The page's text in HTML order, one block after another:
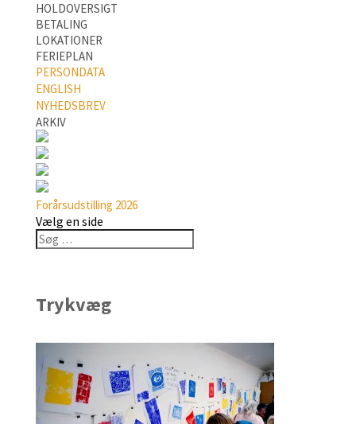
HOLDOVERSIGT
BETALING
LOKATIONER
FERIEPLAN
PERSONDATA
ENGLISH
NYHEDSBREV
ARKIV
Forårsudstilling 2026
Vælg en side
Trykvæg